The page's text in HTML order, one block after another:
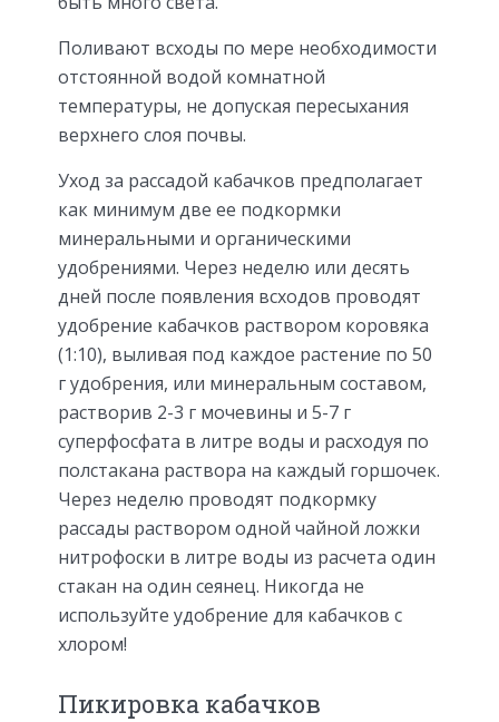
Поливают всходы по мере необходимости
отстоянной водой комнатной
температуры, не допуская пересыхания
верхнего слоя почвы.
Уход за рассадой кабачков предполагает
как минимум две ее подкормки
минеральными и органическими
удобрениями. Через неделю или десять
дней после появления всходов проводят
удобрение кабачков раствором коровяка
(1:10), выливая под каждое растение по 50
г удобрения, или минеральным составом,
растворив 2-3 г мочевины и 5-7 г
суперфосфата в литре воды и расходуя по
полстакана раствора на каждый горшочек.
Через неделю проводят подкормку
рассады раствором одной чайной ложки
нитрофоски в литре воды из расчета один
стакан на один сеянец. Никогда не
используйте удобрение для кабачков с
хлором!
Пикировка кабачков